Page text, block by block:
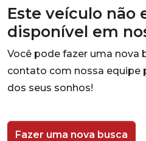
Este veículo não
disponível em
Você pode fazer uma nova
contato com nossa equipe
dos seus sonhos!
Fazer uma nova busca